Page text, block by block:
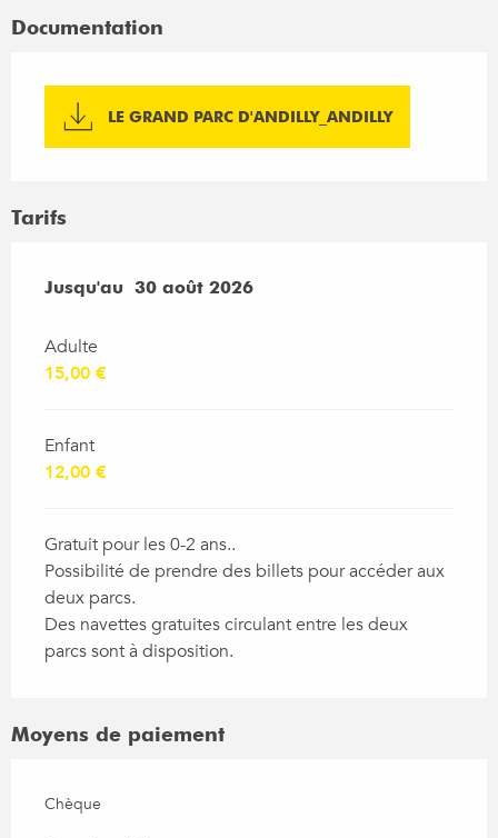
Documentation
LE GRAND PARC D'ANDILLY_ANDILLY
Tarifs
Du4 juillet 2026 au30 août 2026
Jusqu'au 30 août 2026
Adulte
15,00 €
Enfant
12,00 €
Gratuit pour les 0-2 ans..
Possibilité de prendre des billets pour accéder aux
deux parcs.
Des navettes gratuites circulant entre les deux
parcs sont à disposition.
Moyens de paiement
Chèque